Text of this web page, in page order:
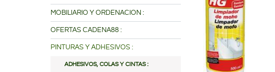
MOBILIARIO Y ORDENACION :
OFERTAS CADENA88 :
PINTURAS Y ADHESIVOS :
ADHESIVOS, COLAS Y CINTAS :